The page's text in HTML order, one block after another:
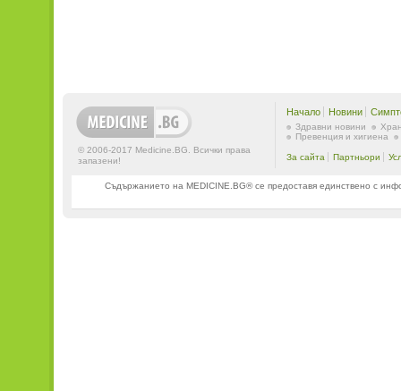
© 2006-2017 Medicine.BG. Всички права
запазени!
Начало Новини
Здравни новини
Превенция и хигиена
За сайта Партньори
Съдържанието на MEDICINE.BG® се предоставя единствено с